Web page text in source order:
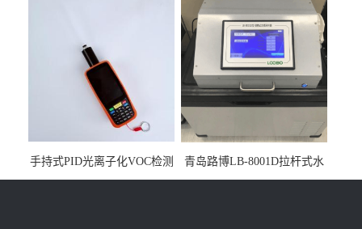
手持式PID光离子化VOC检测
仪（挥发性有机物设备）
青岛路博LB-8001D拉杆式水
质采样器